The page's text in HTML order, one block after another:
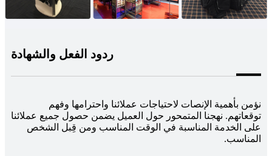
ردود الفعل والشهادة
نؤمن بأهمية الإنصات لاحتياجات عملائنا واحترامها وفهم
توقعاتهم. نهجنا المتمحور حول العميل يضمن حصول جميع عملائنا
على الخدمة المناسبة في الوقت المناسب ومن قِبل الشخص
المناسب.